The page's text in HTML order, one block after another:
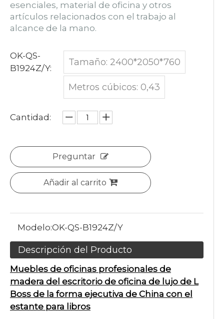
esenciales, material de oficina y otros
artículos relacionados con el trabajo al
alcance de la mano.
OK-QS-
B1924Z/Y:
Tamaño: 2400*2050*760
Metros cúbicos: 0,43
Cantidad:
Preguntar
Añadir al carrito
Modelo:OK-QS-B1924Z/Y
Descripción del Producto
Muebles de oficinas profesionales de
madera del escritorio de oficina de lujo de L
Boss de la forma ejecutiva de China con el
estante para libros